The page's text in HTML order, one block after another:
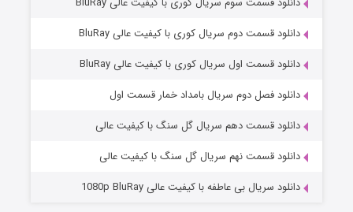
مردگان متحرک: شهر مرده ۳
قسمت۲ (زیرنویس) منتشر شد
دانلود قسمت دوم سریال کوری با کیفیت عالی BluRay
دانلود قسمت اول سریال کوری با کیفیت عالی BluRay
دانلود فصل دوم سریال بامداد خمار قسمت اول
دانلود قسمت دهم سریال گل سنگ با کیفیت عالی
دانلود قسمت نهم سریال گل سنگ با کیفیت عالی
دانلود سریال بی عاطفه با کیفیت عالی 1080p BluRay